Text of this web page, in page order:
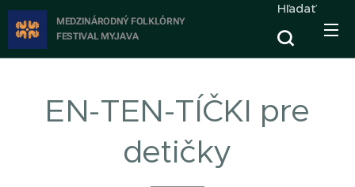
MEDZINÁRODNÝ FOLKLÓRNY
FESTIVAL MYJAVA
Hľadať
EN-TEN-TÍČKI pre
detičky